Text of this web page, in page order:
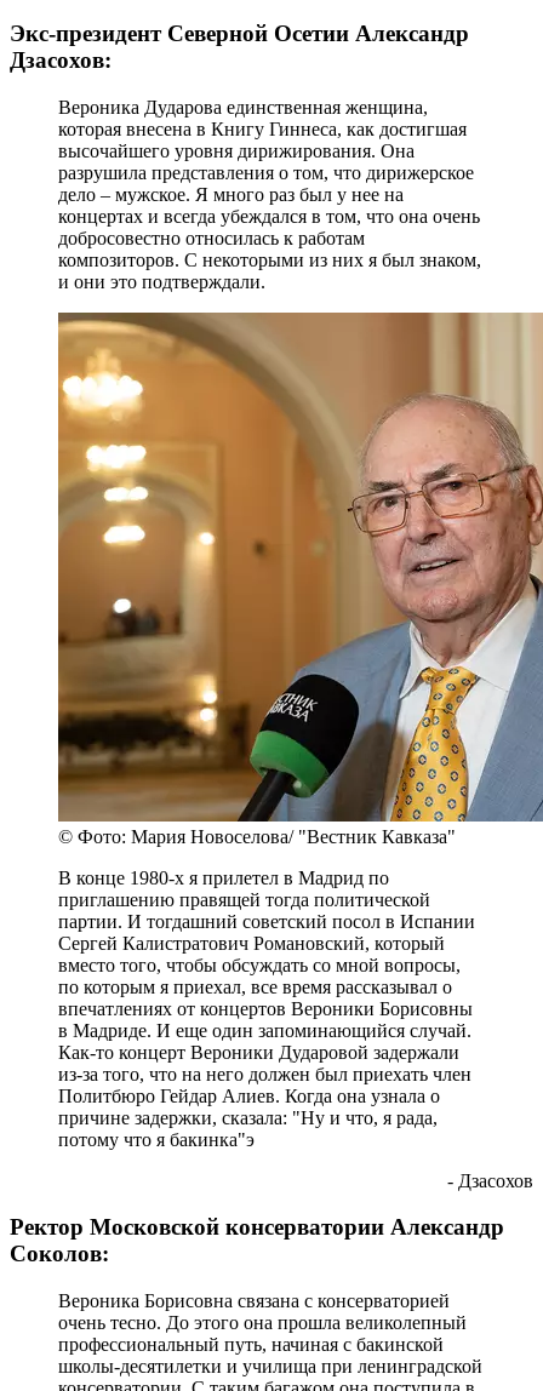
Экс-президент Северной Осетии Александр
Дзасохов:
Вероника Дударова единственная женщина,
которая внесена в Книгу Гиннеса, как достигшая
высочайшего уровня дирижирования. Она
разрушила представления о том, что дирижерское
дело – мужское. Я много раз был у нее на
концертах и всегда убеждался в том, что она очень
добросовестно относилась к работам
композиторов. С некоторыми из них я был знаком,
и они это подтверждали.
© Фото: Мария Новоселова/ "Вестник Кавказа"
В конце 1980-х я прилетел в Мадрид по
приглашению правящей тогда политической
партии. И тогдашний советский посол в Испании
Сергей Калистратович Романовский, который
вместо того, чтобы обсуждать со мной вопросы,
по которым я приехал, все время рассказывал о
впечатлениях от концертов Вероники Борисовны
в Мадриде. И еще один запоминающийся случай.
Как-то концерт Вероники Дударовой задержали
из-за того, что на него должен был приехать член
Политбюро Гейдар Алиев. Когда она узнала о
причине задержки, сказала: "Ну и что, я рада,
потому что я бакинка"э
- Дзасохов
Ректор Московской консерватории Александр
Соколов:
Вероника Борисовна связана с консерваторией
очень тесно. До этого она прошла великолепный
профессиональный путь, начиная с бакинской
школы-десятилетки и училища при ленинградской